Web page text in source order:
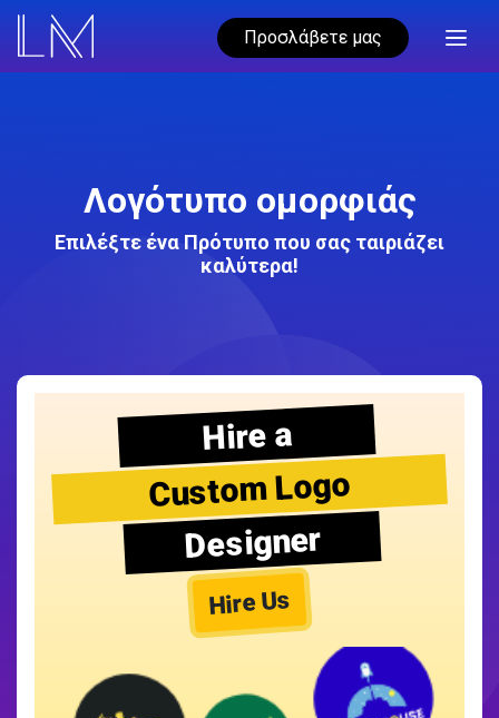
Προσλάβετε μας
Λογότυπο ομορφιάς
Επιλέξτε ένα Πρότυπο που σας ταιριάζει
καλύτερα!
Hire a
Custom Logo
Designer
Hire Us